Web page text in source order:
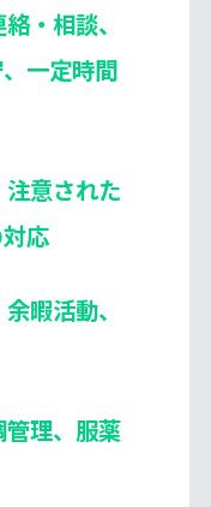
・相談、
一定時間
意された
応
暇活動、
理、服薬